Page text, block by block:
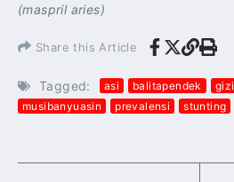
(maspril aries)
Share this Article
Tagged: asi balitapendek gizi
musibanyuasin
prevalensi stunting